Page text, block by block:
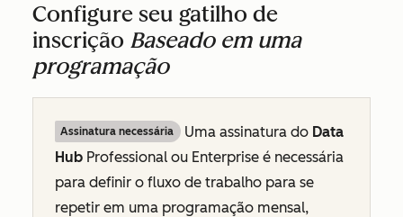
Configure seu gatilho de
inscrição Baseado em uma
programação
Assinatura necessária Uma assinatura do Data
Hub Professional ou Enterprise é necessária
para definir o fluxo de trabalho para se
repetir em uma programação mensal,